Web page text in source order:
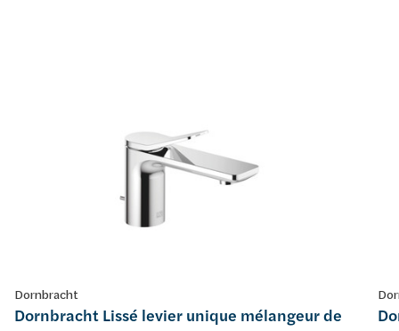
Dornbracht
Dornbracht Lissé levier unique mélangeur de